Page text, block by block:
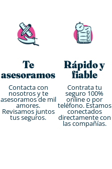
Te
asesoramos
Contacta con
nosotros y te
asesoramos de mil
amores.
Revisamos juntos
tus seguros.
Rápido y
fiable
Contrata tu
seguro 100%
online o por
teléfono. Estamos
conectados
directamente con
las compañías.